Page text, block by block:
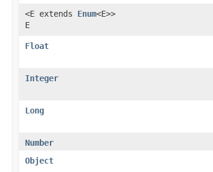
<E extends Enum<E>>
E
Float
Integer
Long
Number
Object